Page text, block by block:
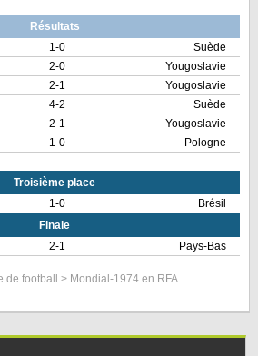
Résultats
1-0
Suède
2-0
Yougoslavie
2-1
Yougoslavie
4-2
Suède
2-1
Yougoslavie
1-0 Pologne
Troisième place
1-0
Brésil
Finale
2-1 Pays-Bas
de football > Mondial-1974 en RFA